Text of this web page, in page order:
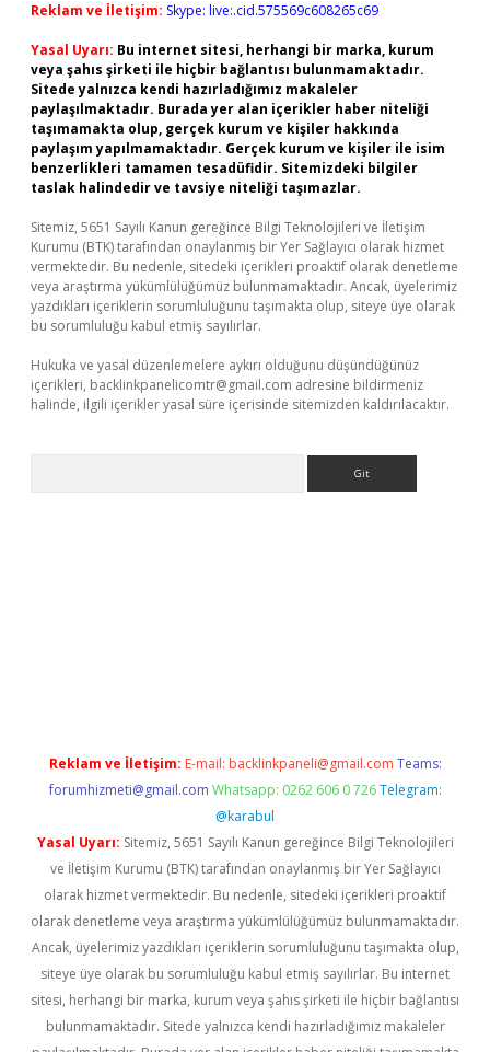
Reklam ve İletişim: Skype: live:.cid.575569c608265c69
Yasal Uyarı: Bu internet sitesi, herhangi bir marka, kurum
veya şahıs şirketi ile hiçbir bağlantısı bulunmamaktadır.
Sitede yalnızca kendi hazırladığımız makaleler
paylaşılmaktadır. Burada yer alan içerikler haber niteliği
taşımamakta olup, gerçek kurum ve kişiler hakkında
paylaşım yapılmamaktadır. Gerçek kurum ve kişiler ile isim
benzerlikleri tamamen tesadüfidir. Sitemizdeki bilgiler
taslak halindedir ve tavsiye niteliği taşımazlar.
Sitemiz, 5651 Sayılı Kanun gereğince Bilgi Teknolojileri ve İletişim
Kurumu (BTK) tarafından onaylanmış bir Yer Sağlayıcı olarak hizmet
vermektedir. Bu nedenle, sitedeki içerikleri proaktif olarak denetleme
veya araştırma yükümlülüğümüz bulunmamaktadır. Ancak, üyelerimiz
yazdıkları içeriklerin sorumluluğunu taşımakta olup, siteye üye olarak
bu sorumluluğu kabul etmiş sayılırlar.
Hukuka ve yasal düzenlemelere aykırı olduğunu düşündüğünüz
içerikleri, backlinkpanelicomtr@gmail.com adresine bildirmeniz
halinde, ilgili içerikler yasal süre içerisinde sitemizden kaldırılacaktır.
Reklam ve İletişim: E-mail: backlinkpaneli@gmail.com Teams:
forumhizmeti@gmail.com Whatsapp: 0262 606 0 726 Telegram:
@karabul
Yasal Uyarı: Sitemiz, 5651 Sayılı Kanun gereğince Bilgi Teknolojileri
ve İletişim Kurumu (BTK) tarafından onaylanmış bir Yer Sağlayıcı
olarak hizmet vermektedir. Bu nedenle, sitedeki içerikleri proaktif
olarak denetleme veya araştırma yükümlülüğümüz bulunmamaktadır.
Ancak, üyelerimiz yazdıkları içeriklerin sorumluluğunu taşımakta olup,
siteye üye olarak bu sorumluluğu kabul etmiş sayılırlar. Bu internet
sitesi, herhangi bir marka, kurum veya şahıs şirketi ile hiçbir bağlantısı
bulunmamaktadır. Sitede yalnızca kendi hazırladığımız makaleler